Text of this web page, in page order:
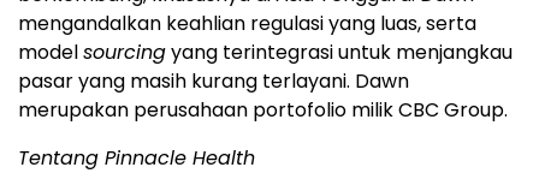
mengandalkan keahlian regulasi yang luas, serta
modelsourcingyang terintegrasi untuk menjangkau
pasar yang masih kurang terlayani. Dawn
merupakan perusahaan portofolio milik CBC Group.
Tentang Pinnacle Health